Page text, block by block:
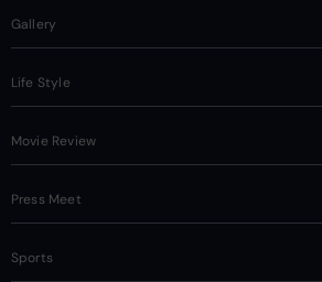
Gallery
Life Style
Movie Review
Press Meet
Sports